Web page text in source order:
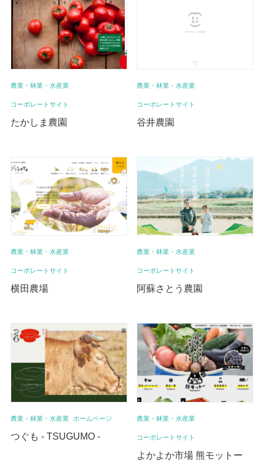
農業・林業・水産業
コーポレートサイト
たかしま農園
農業・林業・水産業
コーポレートサイト
谷井農園
農業・林業・水産業
コーポレートサイト
横田農場
農業・林業・水産業
コーポレートサイト
阿蘇さとう農園
農業・林業・水産業 ホームページ
つぐも - TSUGUMO -
農業・林業・水産業
コーポレートサイト
よかよか市場 熊モットー